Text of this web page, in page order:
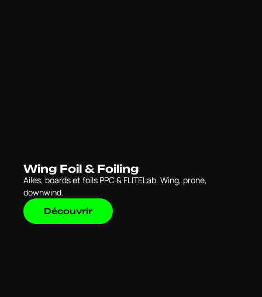
Wing Foil & Foiling
Ailes, boards et foils PPC & FLITELab. Wing, prone,
downwind.
Découvrir